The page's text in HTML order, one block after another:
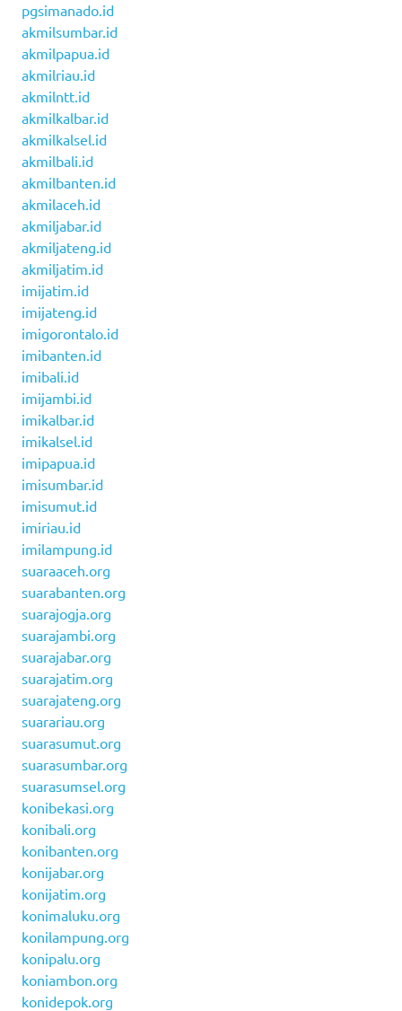
pgsimanado.id
akmilsumbar.id
akmilpapua.id
akmilriau.id
akmilntt.id
akmilkalbar.id
akmilkalsel.id
akmilbali.id
akmilbanten.id
akmilaceh.id
akmiljabar.id
akmiljateng.id
akmiljatim.id
imijatim.id
imijateng.id
imigorontalo.id
imibanten.id
imibali.id
imijambi.id
imikalbar.id
imikalsel.id
imipapua.id
imisumbar.id
imisumut.id
imiriau.id
imilampung.id
suaraaceh.org
suarabanten.org
suarajogja.org
suarajambi.org
suarajabar.org
suarajatim.org
suarajateng.org
suarariau.org
suarasumut.org
suarasumbar.org
suarasumsel.org
konibekasi.org
konibali.org
konibanten.org
konijabar.org
konijatim.org
konimaluku.org
konilampung.org
konipalu.org
koniambon.org
konidepok.org